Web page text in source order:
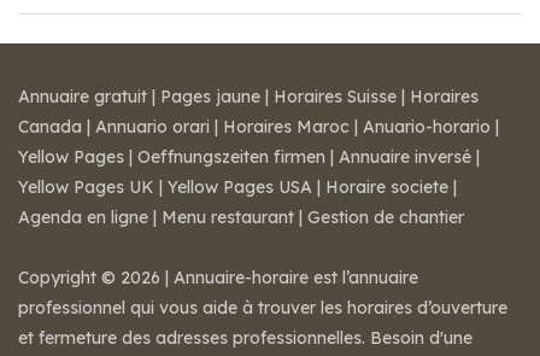
Annuaire gratuit | Pages jaune | Horaires Suisse | Horaires
Canada | Annuario orari | Horaires Maroc | Anuario-horario |
Yellow Pages | Oeffnungszeiten firmen | Annuaire inversé |
Yellow Pages UK | Yellow Pages USA | Horaire societe |
Agenda en ligne | Menu restaurant | Gestion de chantier
Copyright © 2026 | Annuaire-horaire est l’annuaire
professionnel qui vous aide à trouver les horaires d’ouverture
et fermeture des adresses professionnelles. Besoin d'une